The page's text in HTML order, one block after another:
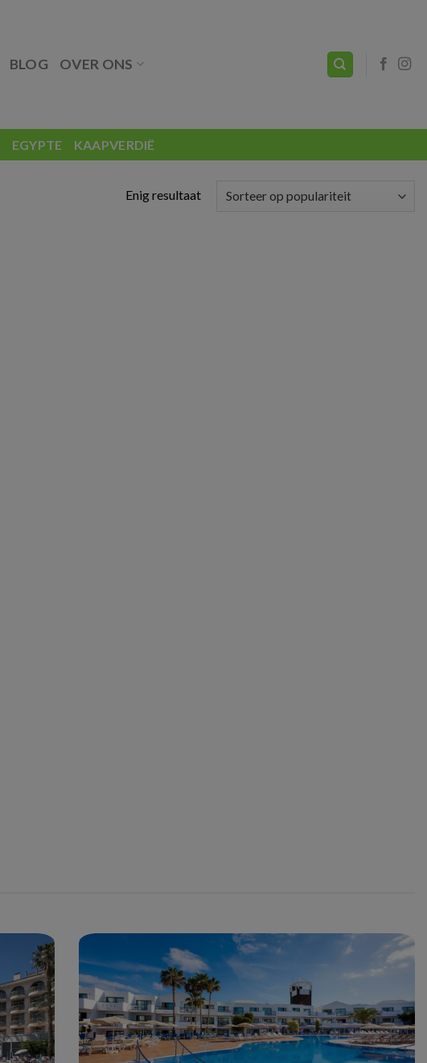
BLOG OVER ONS
EGYPTE KAAPVERDIË
Enig resultaat